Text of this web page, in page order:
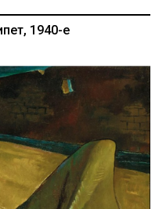
1940-е